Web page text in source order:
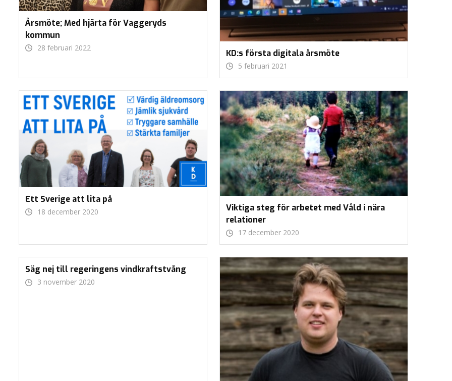
Årsmöte; Med hjärta för Vaggeryds
kommun
28 februari 2022
KD:s första digitala årsmöte
5 februari 2021
Ett Sverige att lita på
18 december 2020
Viktiga steg för arbetet med Våld i nära
relationer
17 december 2020
Säg nej till regeringens vindkraftstvång
3 november 2020